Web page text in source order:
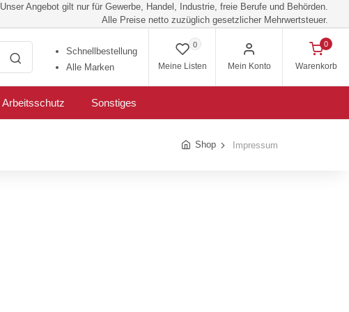
Unser Angebot gilt nur für Gewerbe, Handel, Industrie, freie Berufe und Behörden.
Alle Preise netto zuzüglich gesetzlicher Mehrwertsteuer.
Schnellbestellung
Alle Marken
0
Meine Listen Mein Konto
0
Warenkorb
Arbeitsschutz Sonstiges
Shop Impressum